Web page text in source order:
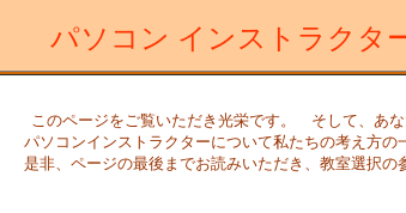
パソコン インストラクタ
このページをご覧いただき光栄です。 そして、あな
パソコンインストラクターについて私たちの考え方の
是非、ページの最後までお読みいただき、教室選択の